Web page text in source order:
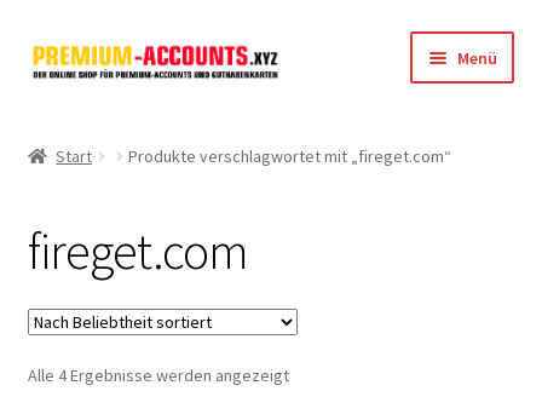
Zur
Navigation
Zum
Inhalt
Menü
FileJoker
Depositfiles
TakeFile
Start Produkte verschlagwortet mit „fireget.com“
fireget.com
Alle 4 Ergebnisse werden angezeigtNach